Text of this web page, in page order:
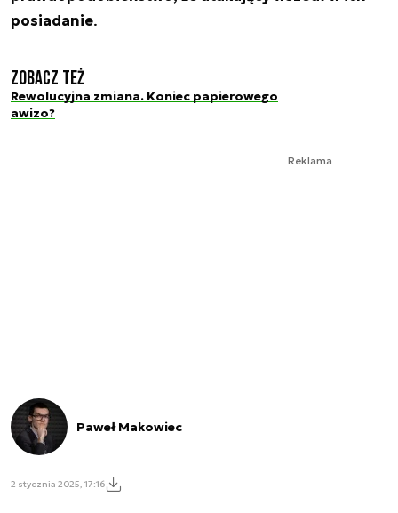
posiadanie.
Zobacz też
Rewolucyjna zmiana. Koniec papierowego
awizo?
Reklama
Paweł Makowiec
2 stycznia 2025, 17:16